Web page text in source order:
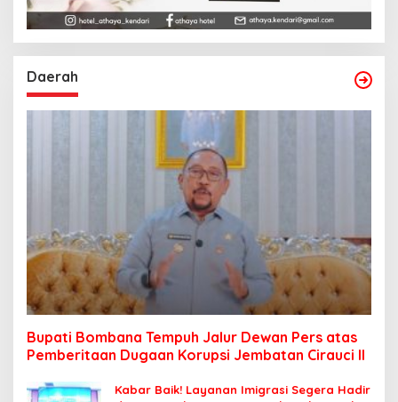
Daerah
Bupati Bombana Tempuh Jalur Dewan Pers atas
Pemberitaan Dugaan Korupsi Jembatan Cirauci II
Kabar Baik! Layanan Imigrasi Segera Hadir